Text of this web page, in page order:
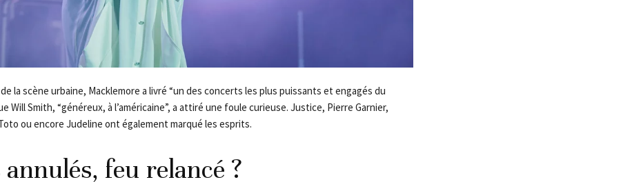
la scène urbaine, Macklemore a livré “un des concerts les plus puissants et engagés du
Will Smith, “généreux, à l’américaine”, a attiré une foule curieuse. Justice, Pierre Garnier,
ou encore Judeline ont également marqué les esprits.
feu relancé ?